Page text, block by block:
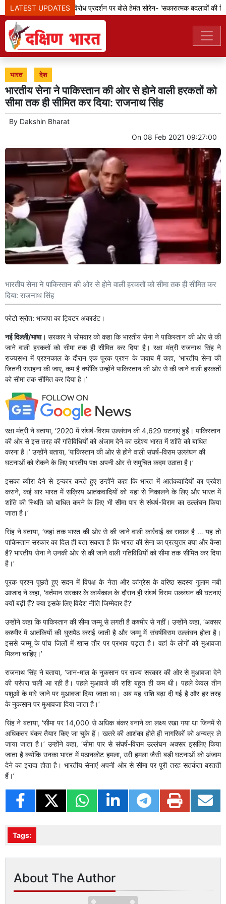
LATEST UPDATES
झारखंड: छात्रों के विरोध प्रदर्शन पर बोले हेमंत सोरेन- 'सकारात्मक बदलावों की
भारत देश
भारतीय सेना ने पाकिस्तान की ओर से होने वाली हरकतों को
सीमा तक ही सीमित कर दिया: राजनाथ सिंह
By Dakshin Bharat
On 08 Feb 2021 09:27:00
भारतीय सेना ने पाकिस्तान की ओर से होने वाली हरकतों को सीमा तक ही सीमित कर
दिया: राजनाथ सिंह
फोटो स्रोत: भाजपा का ट्विटर अकाउंट।
नई दिल्ली/भाषा। सरकार ने सोमवार को कहा कि भारतीय सेना ने पाकिस्तान की ओर से की
जाने वाली हरकतों को सीमा तक ही सीमित कर दिया है। रक्षा मंत्री राजनाथ सिंह ने
राज्यसभा में प्रश्नकाल के दौरान एक पूरक प्रश्न के जवाब में कहा, ‘भारतीय सेना की
जितनी सराहना की जाए, कम है क्योंकि उन्होंने पाकिस्तान की ओर से की जाने वाली हरकतों
को सीमा तक सीमित कर दिया है।’
रक्षा मंत्री ने बताया, ‘2020 में संघर्ष-विराम उल्लंघन की 4,629 घटनाएं हुईं। पाकिस्तान
की ओर से इस तरह की गतिविधियों को अंजाम देने का उद्देश्य भारत में शांति को बाधित
करना है।’ उन्होंने बताया, ‘पाकिस्तान की ओर से होने वाली संघर्ष-विराम उल्लंघन की
घटनाओं को रोकने के लिए भारतीय पक्ष अपनी ओर से समुचित कदम उठाता है।’
इसका ब्यौरा देने से इन्कार करते हुए उन्होंने कहा कि भारत में आतंकवादियों का प्रवेश
कराने, कई बार भारत में सक्रिय आतंकवादियों को यहां से निकालने के लिए और भारत में
शांति की स्थिति को बाधित करने के लिए भी सीमा पार से संघर्ष-विराम का उल्लंघन किया
जाता है।’
सिंह ने बताया, ‘जहां तक भारत की ओर से की जाने वाली कार्रवाई का सवाल है … यह तो
पाकिस्तान सरकार का दिल ही बता सकता है कि भारत की सेना का प्रत्युत्तर क्या और कैसा
है? भारतीय सेना ने उनकी ओर से की जाने वाली गतिविधियों को सीमा तक सीमित कर दिया
है।’
पूरक प्रश्न पूछते हुए सदन में विपक्ष के नेता और कांग्रेस के वरिष्ठ सदस्य गुलाम नबी
आजाद ने कहा, ‘वर्तमान सरकार के कार्यकाल के दौरान ही संघर्ष विराम उल्लंघन की घटनाएं
क्यों बढ़ी हैं? क्या इसके लिए विदेश नीति जिम्मेदार है?’
उन्होंने कहा कि पाकिस्तान की सीमा जम्मू से लगती है कश्मीर से नहीं। उन्होंने कहा, ‘अक्सर
कश्मीर में आतंकियों की घुसपैठ कराई जाती है और जम्मू में संघर्षविराम उल्लंघन होता है।
इससे जम्मू के पांच जिलों में खास तौर पर प्रभाव पड़ता है। वहां के लोगों को मुआवजा
मिलना चाहिए।’
राजनाथ सिंह ने बताया, ‘जान-माल के नुकसान पर राज्य सरकार की ओर से मुआवजा देने
की परंपरा चली आ रही है। पहले मुआवजे की राशि बहुत ही कम थी। पहले केवल तीन
पशुओं के मारे जाने पर मुआवजा दिया जाता था। अब यह राशि बढ़ा दी गई है और हर तरह
के नुकसान पर मुआवजा दिया जाता है।’
सिंह ने बताया, ‘सीमा पर 14,000 से अधिक बंकर बनाने का लक्ष्य रखा गया था जिनमें से
अधिकतर बंकर तैयार किए जा चुके हैं। खतरे की आशंका होते ही नागरिकों को अन्यत्र ले
जाया जाता है।’ उन्होंने कहा, ‘सीमा पार से संघर्ष-विराम उल्लंघन अक्सर इसलिए किया
जाता है क्योंकि उनका भारत में पठानकोट हमला, उरी हमला जैसी बड़ी घटनाओं को अंजाम
देने का इरादा होता है। भारतीय सेनाएं अपनी ओर से सीमा पर पूरी तरह सतर्कता बरतती
हैं।’
Tags:
About The Author